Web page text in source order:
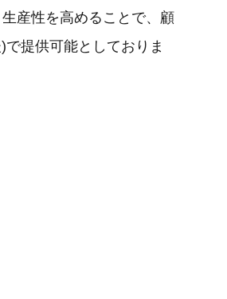
産性を高めることで、顧
提供可能としておりま